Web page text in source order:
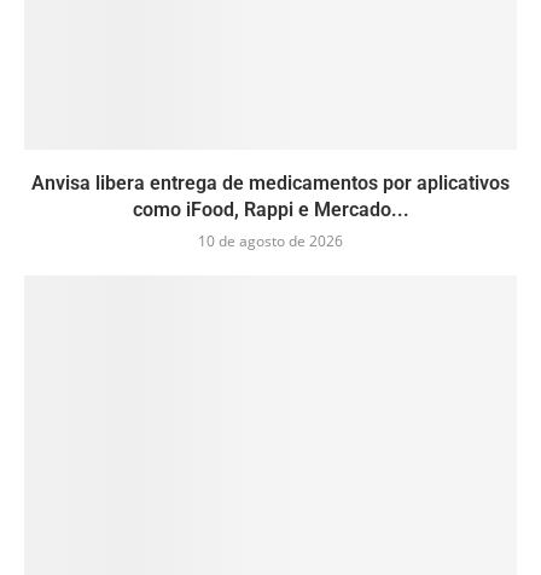
Anvisa libera entrega de medicamentos por aplicativos
como iFood, Rappi e Mercado...
10 de agosto de 2026